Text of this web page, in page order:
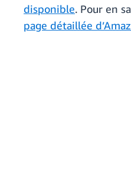
disponible. Pour en
page détaillée